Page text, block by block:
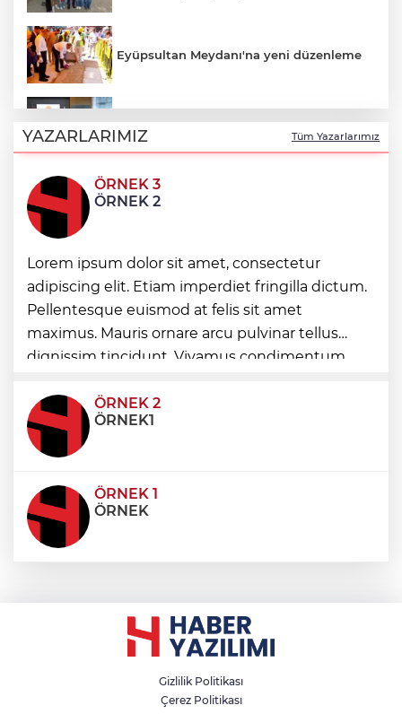
Eyüpsultan Meydanı'na yeni düzenleme
komisyondan geçti
Muhtarlardan makarna yarışı
Siyasetçilere taş çıkartan Vali
Deniz ekosistemini koruyacak proje
YAZARLARIMIZ Tüm Yazarlarımız
ÖRNEK 3
ÖRNEK 2
Lorem ipsum dolor sit amet, consectetur
adipiscing elit. Etiam imperdiet fringilla dictum.
Pellentesque euismod at felis sit amet
maximus. Mauris ornare arcu pulvinar tellus
dignissim tincidunt. Vivamus condimentum
condimentum eros et, faucibus sapien. Praese
ÖRNEK 2
ÖRNEK1
ÖRNEK 1
ÖRNEK
Gizlilik Politikası
Çerez Politikası